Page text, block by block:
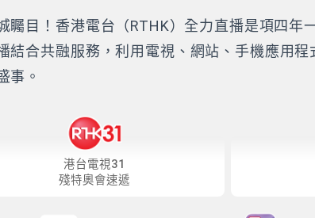
矚目！香港電台（RTHK）全力直播是項四
結合共融服務，利用電視、網站、手機應用
事。
港台電視31
殘特奧會速遞